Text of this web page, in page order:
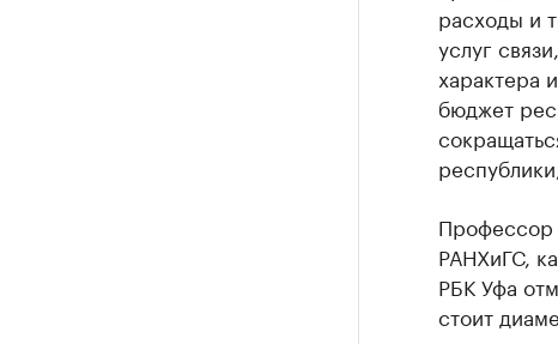
расходы и
услуг
характера
бюджет
Профессор
РАНХиГС,
РБК Уфа
стоит